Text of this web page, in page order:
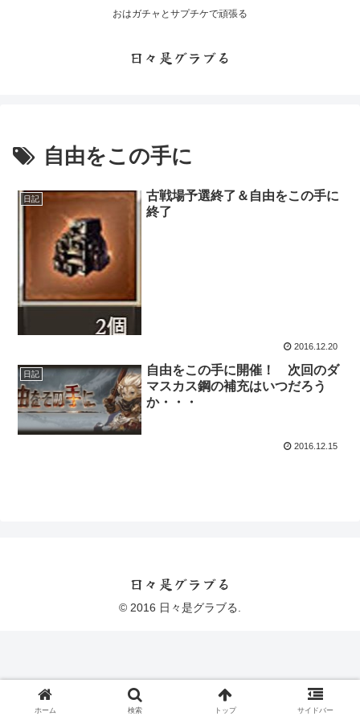
おはガチャとサプチケで頑張る
日々是グラブる
自由をこの手に
日記
古戦場予選終了＆自由をこの手に
終了
2016.12.20
日記
自由をこの手に開催！ 次回のダ
マスカス鋼の補充はいつだろう
か・・・
2016.12.15
日々是グラブる
© 2016 日々是グラブる.
ホーム 検索 トップ サイドバー